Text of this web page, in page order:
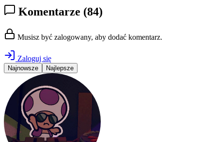
Komentarze (84)
Musisz być zalogowany, aby dodać komentarz.
Zaloguj się
Najnowsze Najlepsze